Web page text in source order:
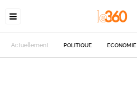
Actuellement POLITIQUE ECONOMIE